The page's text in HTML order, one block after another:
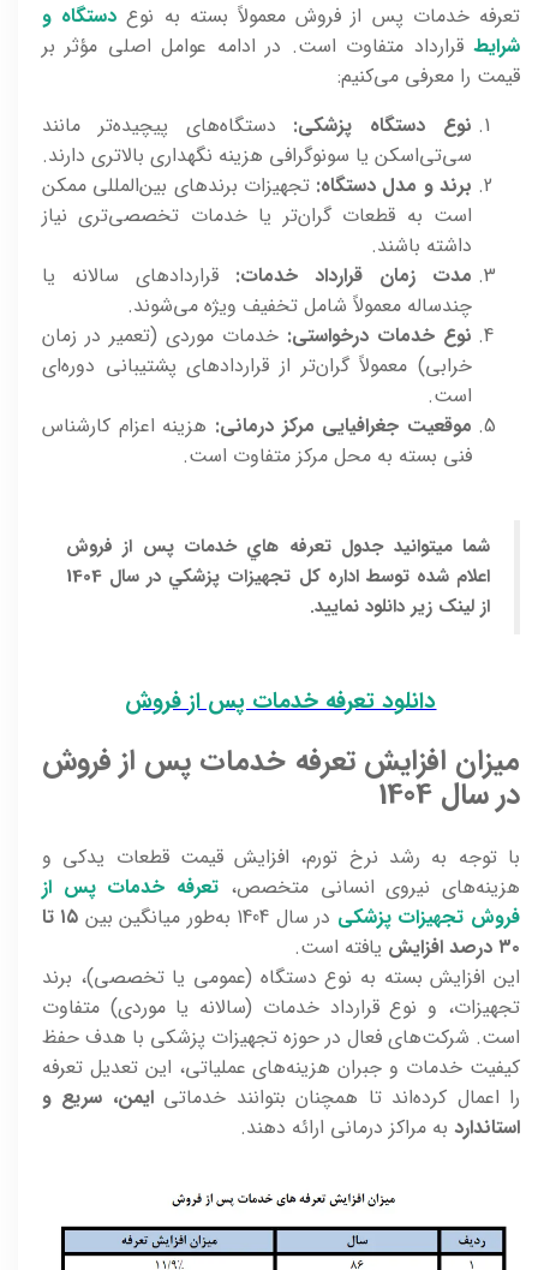
تعرفه خدمات پس از فروش معمولاً بسته به نوع دستگاه و
شرایط قرارداد متفاوت است. در ادامه عوامل اصلی مؤثر بر
قیمت را معرفی می‌کنیم:
نوع دستگاه پزشکی: دستگاه‌های پیچیده‌تر مانند
سی‌تی‌اسکن یا سونوگرافی هزینه نگهداری بالاتری دارند.
برند و مدل دستگاه: تجهیزات برندهای بین‌المللی ممکن
است به قطعات گران‌تر یا خدمات تخصصی‌تری نیاز
داشته باشند.
مدت زمان قرارداد خدمات: قراردادهای سالانه یا
چندساله معمولاً شامل تخفیف ویژه می‌شوند.
نوع خدمات درخواستی: خدمات موردی (تعمیر در زمان
خرابی) معمولاً گران‌تر از قراردادهای پشتیبانی دوره‌ای
است.
موقعیت جغرافیایی مرکز درمانی: هزینه اعزام کارشناس
فنی بسته به محل مرکز متفاوت است.
شما میتوانید جدول تعرفه هاي خدمات پس از فروش
اعلام شده توسط اداره كل تجهيزات پزشكي در سال 1404
از لینک زیر دانلود نمایید.
دانلود تعرفه خدمات پس از فروش
میزان افزایش تعرفه خدمات پس از فروش
در سال 1404
با توجه به رشد نرخ تورم، افزایش قیمت قطعات یدکی و
هزینه‌های نیروی انسانی متخصص، تعرفه خدمات پس از
فروش تجهیزات پزشکی در سال 1404 به‌طور میانگین بین
۱۵ تا
۳۰ درصد افزایش
یافته است.
این افزایش بسته به نوع دستگاه (عمومی یا تخصصی)، برند
تجهیزات، و نوع قرارداد خدمات (سالانه یا موردی) متفاوت
است. شرکت‌های فعال در حوزه تجهیزات پزشکی با هدف حفظ
کیفیت خدمات و جبران هزینه‌های عملیاتی، این تعدیل تعرفه
را اعمال کرده‌اند تا همچنان بتوانند خدماتیایمن، سریع و
استاندارد به مراکز درمانی ارائه دهند.